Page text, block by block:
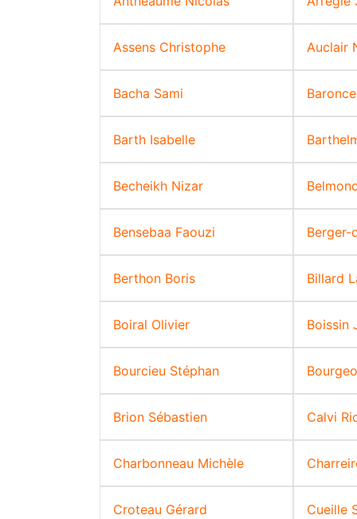
Assens Christophe Auclair
Bacha Sami
Barth Isabelle
Becheikh Nizar
Bensebaa Faouzi Berger-
Berthon Boris Billard
Boiral Olivier Boissin
Bourcieu Stéphan
Brion Sébastien Calvi
Charbonneau Michèle
Croteau Gérard Cueille